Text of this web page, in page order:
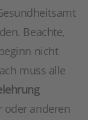
Beachte,
nicht
muss alle
oder anderen